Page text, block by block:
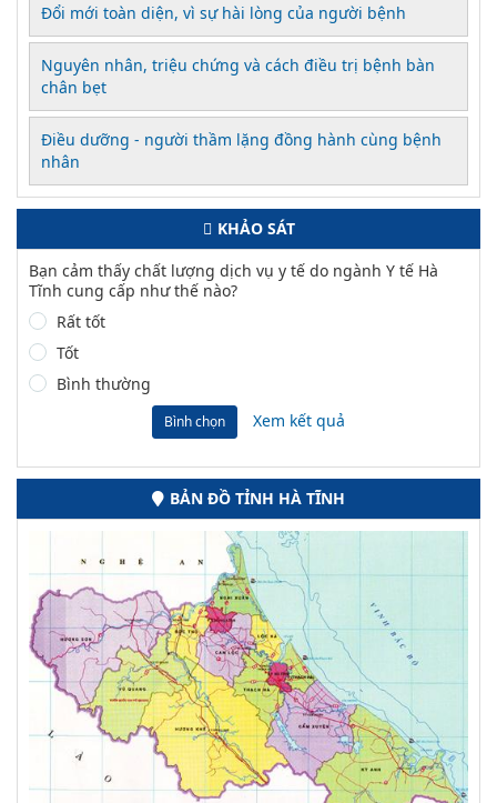
Đổi mới toàn diện, vì sự hài lòng của người bệnh
Nguyên nhân, triệu chứng và cách điều trị bệnh bàn
chân bẹt
Điều dưỡng - người thầm lặng đồng hành cùng bệnh
nhân
KHẢO SÁT
Bạn cảm thấy chất lượng dịch vụ y tế do ngành Y tế Hà
Tĩnh cung cấp như thế nào?
Rất tốt
Tốt
Bình thường
Bình chọn Xem kết quả
BẢN ĐỒ TỈNH HÀ TĨNH